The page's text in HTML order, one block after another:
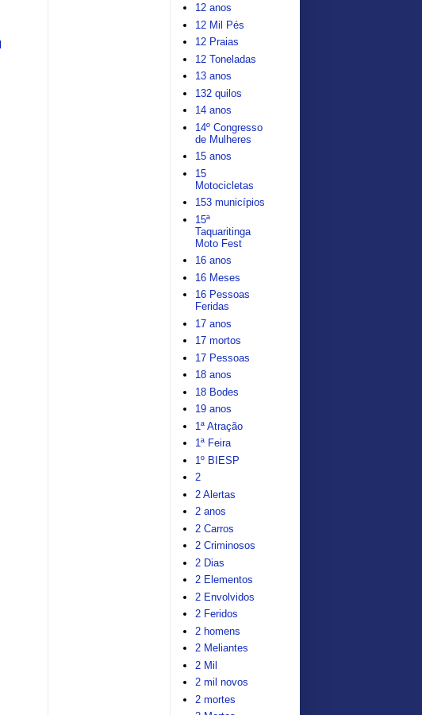
12 anos
12 Mil Pés
12 Praias
12 Toneladas
13 anos
132 quilos
14 anos
14º Congresso
de Mulheres
15 anos
15
Motocicletas
153 municípios
15ª
Taquaritinga
Moto Fest
16 anos
16 Meses
16 Pessoas
Feridas
17 anos
17 mortos
17 Pessoas
18 anos
18 Bodes
19 anos
1ª Atração
1ª Feira
1º BIESP
2
2 Alertas
2 anos
2 Carros
2 Criminosos
2 Dias
2 Elementos
2 Envolvidos
2 Feridos
2 homens
2 Meliantes
2 Mil
2 mil novos
2 mortes